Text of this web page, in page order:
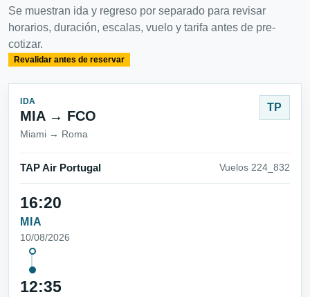
Se muestran ida y regreso por separado para revisar
horarios, duración, escalas, vuelo y tarifa antes de pre-
cotizar.
Revalidar antes de reservar
IDA
MIA → FCO
Miami → Roma
TP
TAP Air Portugal Vuelos 224_832
16:20
MIA
10/08/2026
12:35